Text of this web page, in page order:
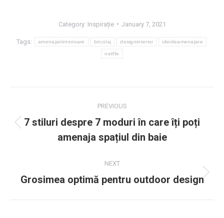
Category: Inspirație January 7, 2021
Tags: amenajariinterioare bricolaj designinterior ideideamenajare
netflix
navigation
PREVIOUS
Previous
post:
7 stiluri despre 7 moduri în care îți poți
amenaja spațiul din baie
NEXT
Next
Grosimea optimă pentru outdoor design